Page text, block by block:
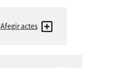
Afegir actes